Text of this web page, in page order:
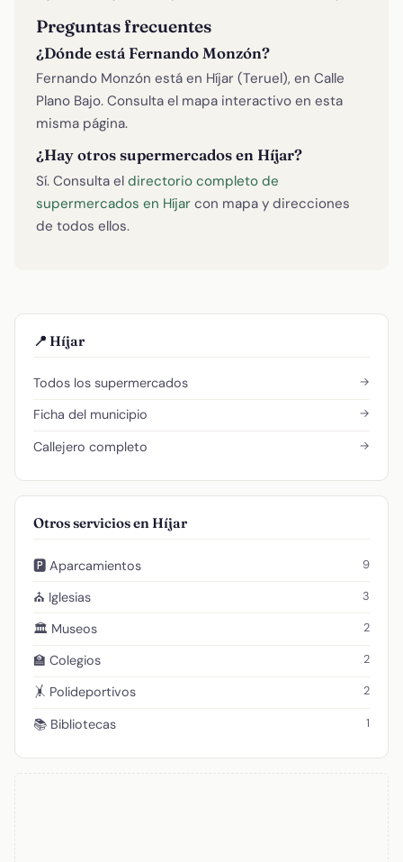
Preguntas frecuentes
¿Dónde está Fernando Monzón?
Fernando Monzón está en Híjar (Teruel), en Calle
Plano Bajo. Consulta el mapa interactivo en esta
misma página.
¿Hay otros supermercados en Híjar?
Sí. Consulta el directorio completo de
supermercados en Híjar con mapa y direcciones
de todos ellos.
📍 Híjar
Todos los supermercados →
Ficha del municipio →
Callejero completo →
Otros servicios en Híjar
🅿️ Aparcamientos 9
⛪ Iglesias 3
🏛️ Museos 2
🏫 Colegios 2
🤸 Polideportivos 2
📚 Bibliotecas 1